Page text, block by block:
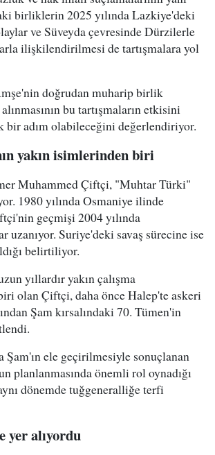
birliklerin 2025 yılında Lazkiye'deki
ve Süveyda çevresinde Dürzilerle
ilişkilendirilmesi de tartışmalara yol
doğrudan muharip birlik
bu tartışmaların etkisini
bir adım olabileceğini değerlendiriyor.
yakın isimlerinden biri
Muhammed Çiftçi, "Muhtar Türki"
1980 yılında Osmaniye ilinde
geçmişi 2004 yılında
uzanıyor. Suriye'deki savaş sürecine ise
belirtiliyor.
yıllardır yakın çalışma
olan Çiftçi, daha önce Halep'te askeri
Şam kırsalındaki 70. Tümen'in
Şam'ın ele geçirilmesiyle sonuçlanan
planlanmasında önemli rol oynadığı
dönemde tuğgeneralliğe terfi
yer alıyordu